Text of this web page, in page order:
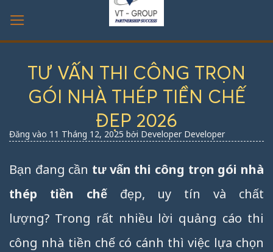
qua
nội
TƯ VẤN THI CÔNG TRỌN
GÓI NHÀ THÉP TIỀN CHẾ
ĐẸP 2026
Đăng vào 11 Tháng 12, 2025 bởi Developer Developer
Bạn đang cần tư vấn thi công trọn gói nhà
thép tiền chếđẹp, uy tín và chất
lượng? Trong rất nhiều lời quảng cáo thi
công nhà tiền chế có cánh thì việc lựa chọn